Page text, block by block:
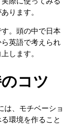
ります。
。頭の中で日本
英語で考えられ
します。
コツ
は、モチベーショ
環境を作ること